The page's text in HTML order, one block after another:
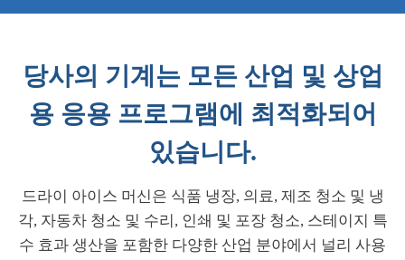
당사의 기계는 모든 산업 및 상업
용 응용 프로그램에 최적화되어
있습니다.
드라이 아이스 머신은 식품 냉장, 의료, 제조 청소 및 냉
각, 자동차 청소 및 수리, 인쇄 및 포장 청소, 스테이지 특
수 효과 생산을 포함한 다양한 산업 분야에서 널리 사용